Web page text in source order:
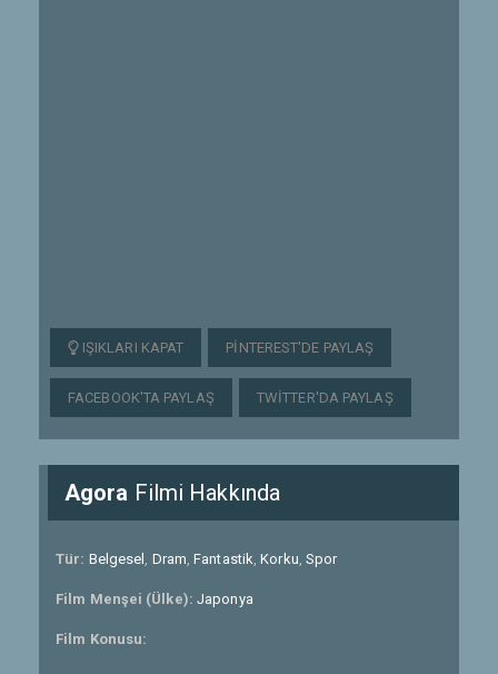
IŞIKLARI KAPAT PINTEREST'DE PAYLAŞ
FACEBOOK'TA PAYLAŞ TWITTER'DA PAYLAŞ
Agora Filmi Hakkında
Tür: Belgesel , Dram,Fantastik,Korku, Spor
Film Menşei (Ülke): Japonya
Film Konusu: